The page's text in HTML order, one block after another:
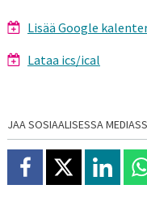
Lisää Google
Lataa ics/ical
JAA SOSIAALISESSA
Jaa Facebookissa
Jaa X:ssäJaa